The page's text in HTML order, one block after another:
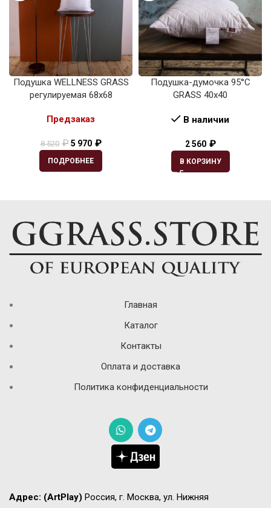
Подушка WELLNESS GRASS
регулируемая 68х68
Предзаказ
8 520 ₽ 5 970 ₽
ПОДРОБНЕЕ
Подушка-думочка 95°C
GRASS 40х40
В наличии
2 560 ₽
В КОРЗИНУ
Главная
Каталог
Контакты
Оплата и доставка
Политика конфиденциальности
Адрес: (ArtPlay) Россия, г. Москва, ул. Нижняя